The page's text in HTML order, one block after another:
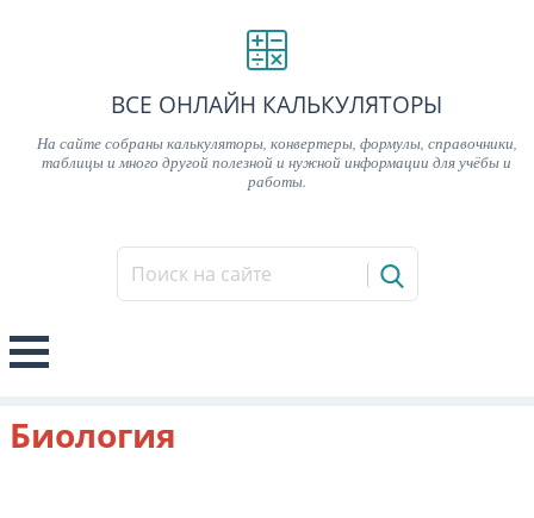
ВСЕ ОНЛАЙН КАЛЬКУЛЯТОРЫ
На сайте собраны калькуляторы, конвертеры, формулы, справочники,
таблицы и много другой полезной и нужной информации для учёбы и
работы.
Биология